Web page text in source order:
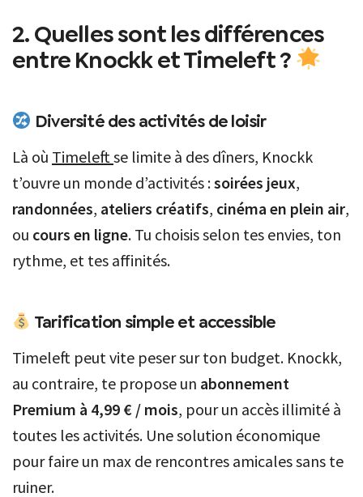
2. Quelles sont les différences
entre Knockk et Timeleft ?
Diversité des activités de loisir
Là où Timeleft se limite à des dîners, Knockk
t’ouvre un monde d’activités :soirées jeux,
randonnées, ateliers créatifs, cinéma en plein air,
ou cours en ligne. Tu choisis selon tes envies, ton
rythme, et tes affinités.
Tarification simple et accessible
Timeleft peut vite peser sur ton budget. Knockk,
au contraire, te propose un abonnement
Premium à 4,99 € / mois, pour un accès illimité à
toutes les activités. Une solution économique
pour faire un max de rencontres amicales sans te
ruiner.